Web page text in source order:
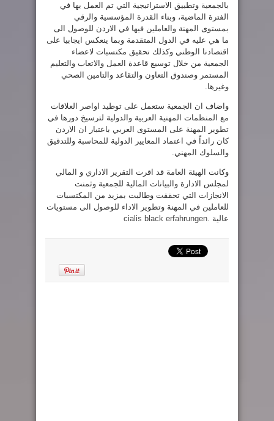
بالجمعية وتطبيق الاستراتيجية التي تم العمل بها في
الفترة الماضية، وبناء القدرة المؤسسية والرقي
بمستوى المهنة والعاملين فيها في الاردن للوصول الى
ما هي عليه في الدول المتقدمة وبما ينعكس ايجابيا على
اقتصادنا الوطني وكذلك تحقيق مكتسبات لاعضاء
الجمعية من خلال توسيع قاعدة العمل والاتعاب والتعليم
المستمر وصندوق التعاون والتقاعد والتامين الصحي
وغيرها.
واضاف ان الجمعية ستعمل على توطيد اواصر العلاقات
مع المنظمات المهنية العربية والدولية لترسيخ دورها في
تطوير المهنة على المستوى العربي باعتبار ان الاردن
كان رائداً في اعتماد المعايير الدولية للمحاسبة وللتدقيق
والسلوك المهني.
وكانت الهيئة العامة قد اقرت التقرير الاداري و المالي
لمجلس الادارة والبيانات المالية للجمعية وثمنت
الانجازات التي تحققت وطالبت بمزيد من المكتسبات
للعاملين في المهنة وتطوير الاداء للوصول الى مستويات
عالية .cialis black erfahrungen